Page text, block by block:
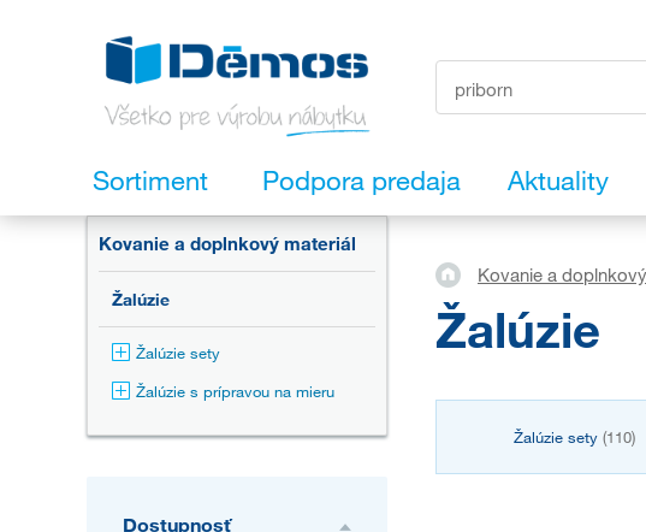
Sortiment Podpora predaja Aktuality
Kovanie a doplnkový materiál
Žalúzie
Žalúzie sety
Žalúzie s prípravou na mieru
Dostupnosť
Kovanie a
Žalúzie
Žalúzie sety (110)